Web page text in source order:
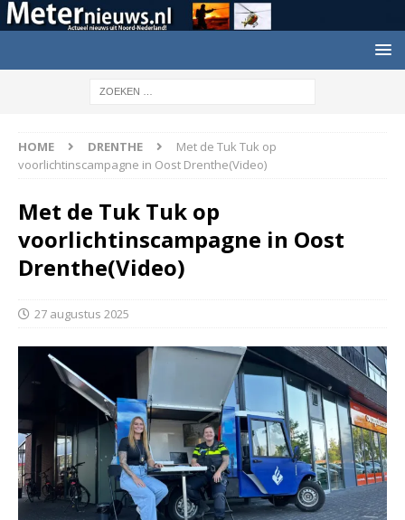
HOME DRENTHE
Met de Tuk Tuk op
voorlichtinscampagne in Oost Drenthe(Video)
Met de Tuk Tuk op
voorlichtinscampagne in Oost
Drenthe(Video)
27 augustus 2025